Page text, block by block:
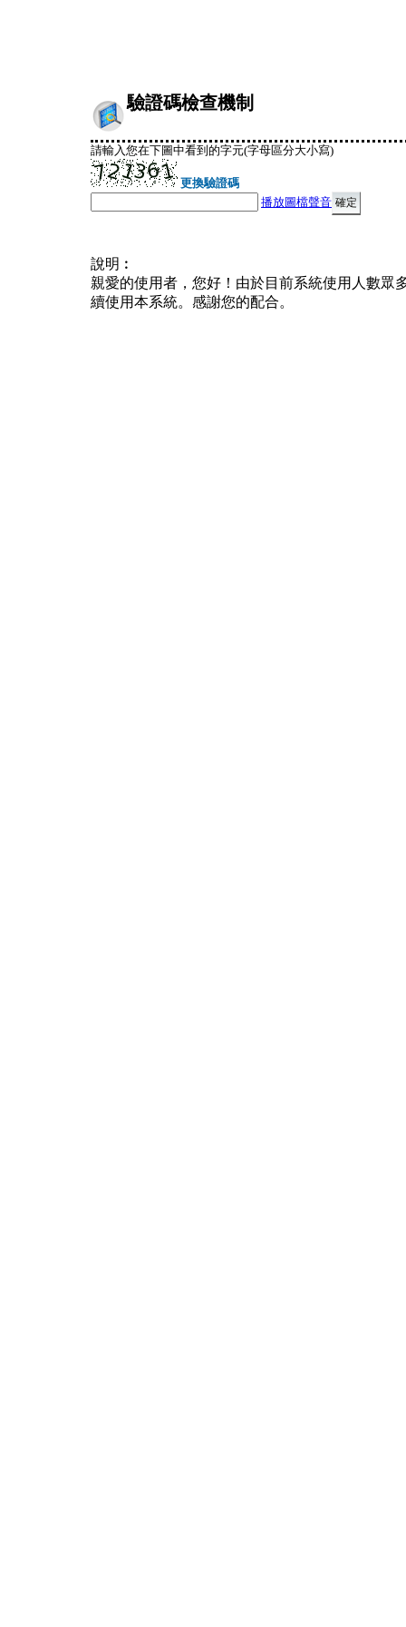
驗證碼檢查機制
請輸入您在下圖中看到的字元(字母區分大小寫)
更換驗證碼
播放圖檔聲音
說明︰
親愛的使用者，您好！由於目前系統使用人數眾
續使用本系統。感謝您的配合。